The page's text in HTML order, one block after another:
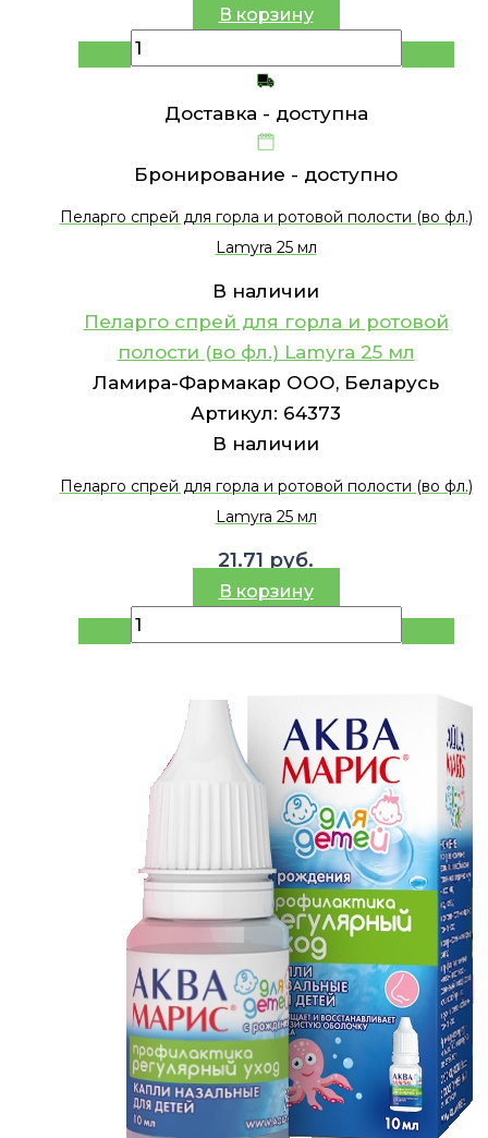
В корзину
Доставка - доступна
Бронирование - доступно
Пеларго спрей для горла и ротовой полости (во фл.)
Lamyra 25 мл
В наличии
Пеларго спрей для горла и ротовой
полости (во фл.) Lamyra 25 мл
Ламира-Фармакар ООО, Беларусь
Артикул: 64373
В наличии
Пеларго спрей для горла и ротовой полости (во фл.)
Lamyra 25 мл
21.71 руб.
В корзину